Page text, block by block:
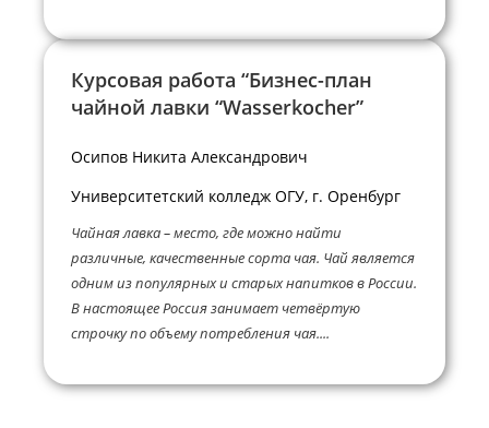
Курсовая работа “Бизнес-план
чайной лавки “Wasserkocher”
Осипов Никита Александрович
Университетский колледж ОГУ, г. Оренбург
Чайная лавка – место, где можно найти
различные, качественные сорта чая. Чай является
одним из популярных и старых напитков в России.
В настоящее Россия занимает четвёртую
строчку по объему потребления чая....